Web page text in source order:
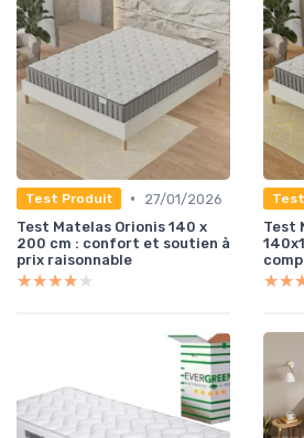
Test Produit •
27/01/2026
Test Matelas Orionis 140 x
200 cm : confort et soutien à
prix raisonnable
★★★★★
★★★★★
Test